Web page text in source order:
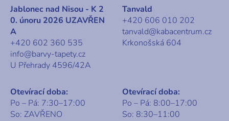
Jablonec nad Nisou - K 2
0. únoru 2026 UZAVŘEN
A
+420 602 360 535
info@barvy-tapety.cz
U Přehrady 4596/42A
Tanvald
+420 606 010 202
tanvald@kabacentrum.cz
Krkonošská 604
Otevírací doba:
Po – Pá: 7:30–17:00
So: ZAVŘENO
Otevírací doba:
Po – Pá: 8:00–17:00
So: 8:30–11:00